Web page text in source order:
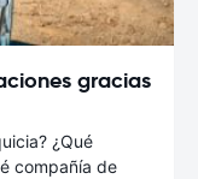
gracias
¿Qué
compañía de